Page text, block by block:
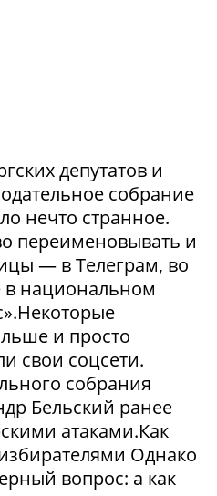
депутатов и
собрание
нечто странное.
переименовывать и
— в Телеграм, во
в национальном
и просто
свои соцсети.
собрания
Бельский ранее
атаками.Как
Однако
вопрос: а как